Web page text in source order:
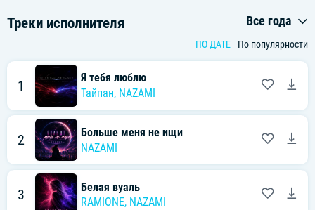
Треки исполнителя Все года
ПО ДАТЕ По популярности
1
Я тебя люблю
Тайпан, NAZAMI
2
Больше меня не ищи
NAZAMI
3
Белая вуаль
RAMIONE, NAZAMI